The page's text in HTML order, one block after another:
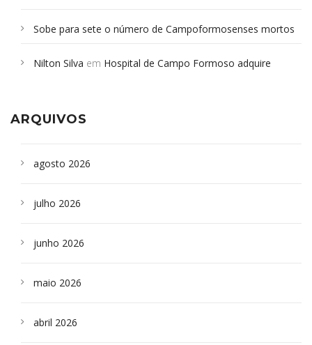
Sobe para sete o número de Campoformosenses mortos
Campoformosenses que morreram em desabamentos são
Nilton Silva em Hospital de Campo Formoso adquire
ARQUIVOS
agosto 2026
julho 2026
junho 2026
maio 2026
abril 2026